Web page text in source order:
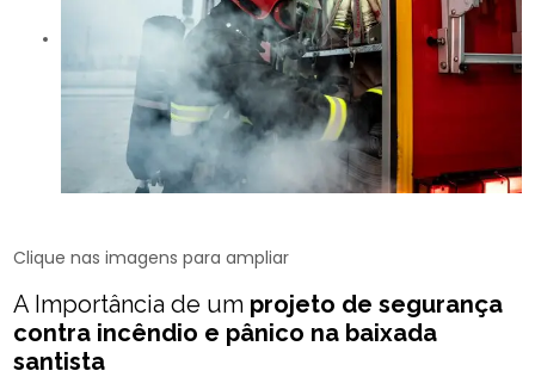
Clique nas imagens para ampliar
A Importância de um projeto de segurança
contra incêndio e pânico na baixada
santista